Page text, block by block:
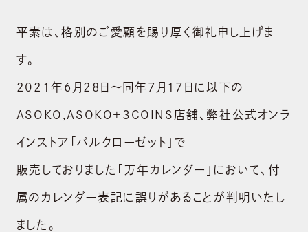
平素は、格別のご愛顧を賜り厚く御礼申し上げま
す。
2021年6月28日～同年7月17日に以下の
ASOKO,ASOKO+３COINS店舗、弊社公式オンラ
インストア「パルクローゼット」で
販売しておりました「万年カレンダー」において、付
属のカレンダー表記に誤りがあることが判明いたし
ました。